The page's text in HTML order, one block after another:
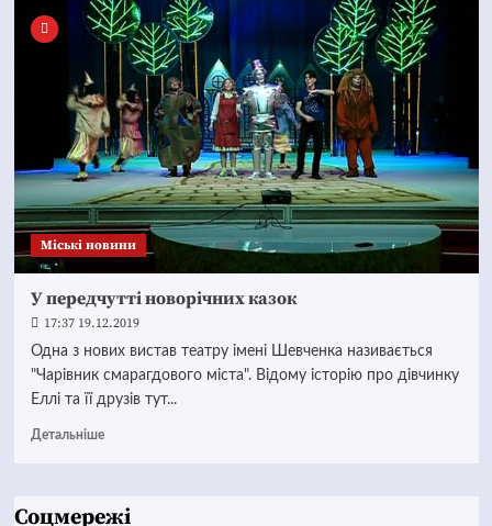
Mіські новини
У передчутті новорічних казок
17:37 19.12.2019
Одна з нових вистав театру імені Шевченка називається
"Чарівник смарагдового міста". Відому історію про дівчинку
Еллі та її друзів тут...
Детальніше
Соцмережі